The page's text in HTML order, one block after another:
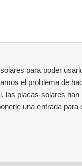
para poder
el problema de
las placas solares
una entrada para